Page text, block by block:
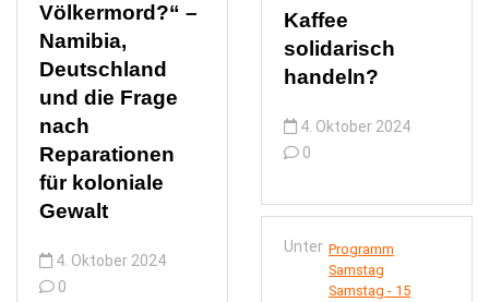
Völkermord?“ –
Namibia,
Deutschland
und die Frage
nach
Reparationen
für koloniale
Gewalt
4. Oktober 2024
0
Kaffee
solidarisch
handeln?
4. Oktober 2024
0
Unter Programm
Samstag
Samstag - 15